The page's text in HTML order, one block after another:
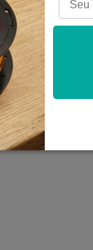
Leopoldo
- Brasília -